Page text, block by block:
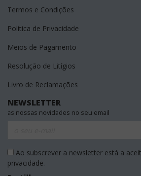
Termos e Condições
Política de Privacidade
Meios de Pagamento
Resolução de Litígios
Livro de Reclamações
NEWSLETTER
as nossas novidades no seu email
Ao subscrever a newsletter está a
privacidade.